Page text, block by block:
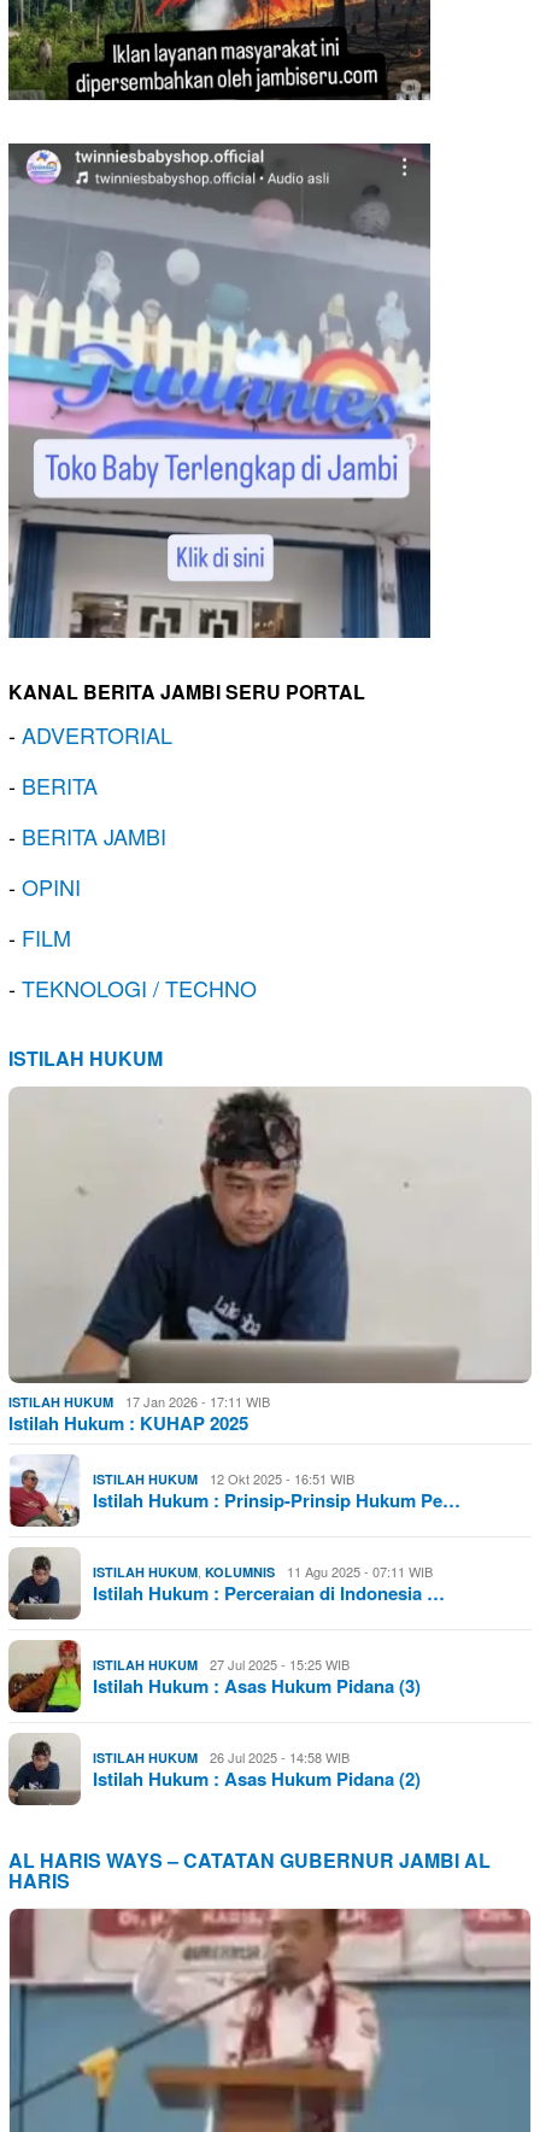
KANAL BERITA JAMBI SERU PORTAL
-ADVERTORIAL
- BERITA
- BERITA JAMBI
-OPINI
- FILM
-TEKNOLOGI / TECHNO
ISTILAH HUKUM
ISTILAH HUKUM 17 Jan 2026 - 17:11 WIB
Istilah Hukum : KUHAP 2025
ISTILAH HUKUM 12 Okt 2025 - 16:51 WIB
Istilah Hukum : Prinsip-Prinsip Hukum Pe…
ISTILAH HUKUM KOLUMNIS 11 Agu 2025 - 07:11 WIB
Istilah Hukum : Perceraian di Indonesia …
ISTILAH HUKUM 27 Jul 2025 - 15:25 WIB
Istilah Hukum : Asas Hukum Pidana (3)
ISTILAH HUKUM 26 Jul 2025 - 14:58 WIB
Istilah Hukum : Asas Hukum Pidana (2)
AL HARIS WAYS – CATATAN GUBERNUR JAMBI AL
HARIS